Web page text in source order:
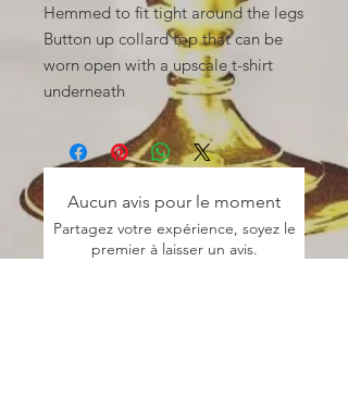
Hemmed to fit tight around the legs
Button up collard top that can be
worn open with a upscale t-shirt
underneath
Aucun avis pour le moment
Partagez votre expérience, soyez le
premier à laisser un avis.